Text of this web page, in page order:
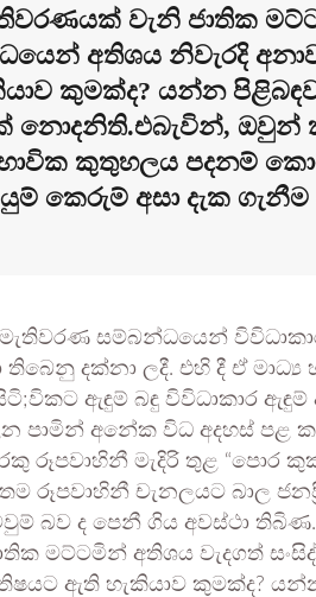
වැනි ජාතික
අතිශය නිවැරදි
කුමක්ද? යන්න පිළිබඳව
නොදනිති.එබැවින්, ඔවුන්
කුතුහලය පදනම්
කෙරුම් අසා දැක
සම්බන්ධයෙන්
දක්නා ලදී. එහි දී ඒ මාධ්‍ය
ඇඳුම් බඳු විවිධාකාර
පාමින් අනේක විධ අදහස් පළ
රූපවාහිනී මැදිරි තුළ “පොර
රූපවාහිනී චැනලයට බාල
බව ද පෙනී ගිය අවස්ථා තිබිණ.
මට්ටමින් අතිශය වැදගත්
ඇති හැකියාව කුමක්ද?